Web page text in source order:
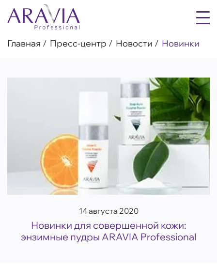
Главная Пресс-центр Новости Новинки
14 августа 2020
Новинки для совершенной кожи:
энзимные пудры ARAVIA Professional